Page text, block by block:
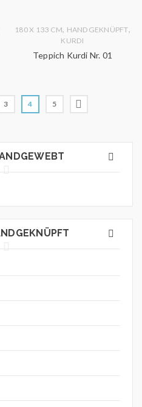
180 X 133 CM, HANDGEKNÜPFT,
KURDI
Teppich Kurdi Nr. 01
3 4 5